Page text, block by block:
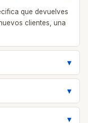
que devuelves
clientes, una